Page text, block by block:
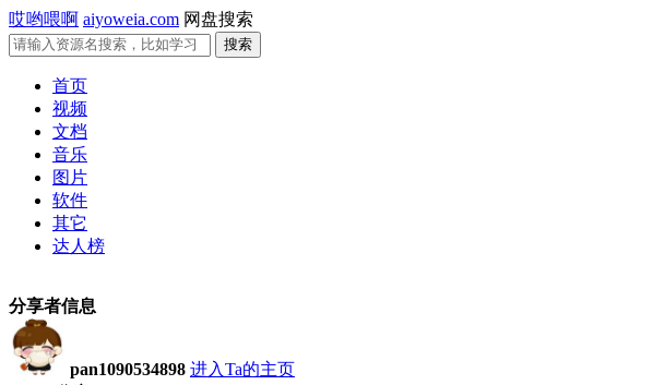
哎哟喂啊 aiyoweia.com 网盘搜索
首页
视频
文档
音乐
图片
软件
其它
达人榜
分享者信息
pan1090534898 进入Ta的主页